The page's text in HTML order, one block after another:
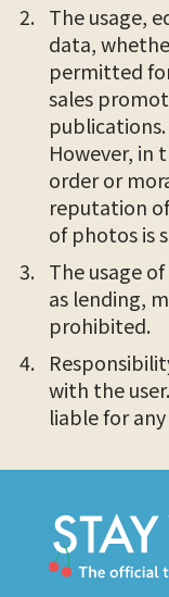
The usage,
data,
permitted
sales
publications.
However, in
order or
reputation
of photos is
The usage
as lending,
prohibited.
with the
liable for